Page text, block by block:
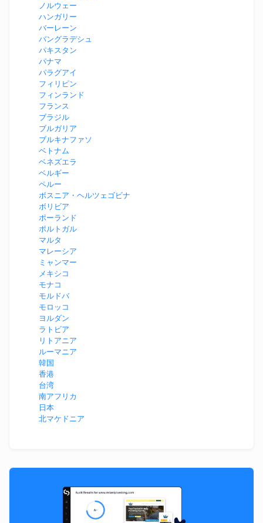
ノルウェー
ハンガリー
バーレーン
バングラデシュ
パキスタン
パナマ
パラグアイ
フィリピン
フィンランド
フランス
ブラジル
ブルガリア
ブルキナファソ
ベトナム
ベネズエラ
ベルギー
ペルー
ボスニア・ヘルツェゴビナ
ボリビア
ポーランド
ポルトガル
マルタ
マレーシア
ミャンマー
メキシコ
モナコ
モルドバ
モロッコ
ヨルダン
ラトビア
リトアニア
ルーマニア
韓国
香港
台湾
南アフリカ
日本
北マケドニア